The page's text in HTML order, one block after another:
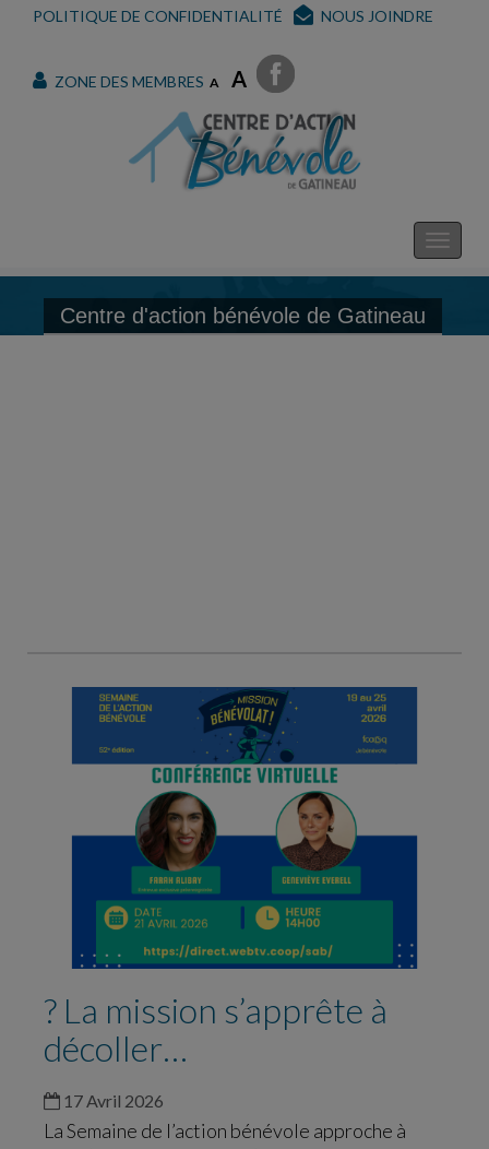
POLITIQUE DE CONFIDENTIALITÉ NOUS JOINDRE
ZONE DES MEMBRES A A
Centre d'action bénévole de Gatineau
? La mission s’apprête à
décoller…
17 Avril 2026
La Semaine de l’action bénévole approche à